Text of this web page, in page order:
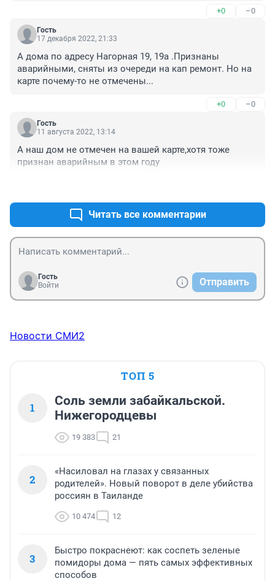
+0 –0
Гость
17 декабря 2022, 21:33
А дома по адресу Нагорная 19, 19а .Признаны
аварийными, сняты из очереди на кап ремонт. Но на
карте почему-то не отмечены...
+0 –0
Гость
11 августа 2022, 13:14
А наш дом не отмечен на вашей карте,хотя тоже
признан аварийным в этом году
Читать все комментарии
Гость
Войти
Отправить
Новости СМИ2
ТОП 5
1
Соль земли забайкальской.
Нижегородцевы
19 383 21
2
«Насиловал на глазах у связанных
родителей». Новый поворот в деле убийства
россиян в Таиланде
10 474 12
3
Быстро покраснеют: как соспеть зеленые
помидоры дома — пять самых эффективных
способов